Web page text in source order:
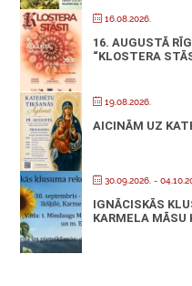
16.08.2026.
16. AUGUSTĀ
“KLOSTERA
19.08.2026.
AICINĀM UZ
30.09.2026. -
IGNĀCISKĀS
KARMELA MĀSU